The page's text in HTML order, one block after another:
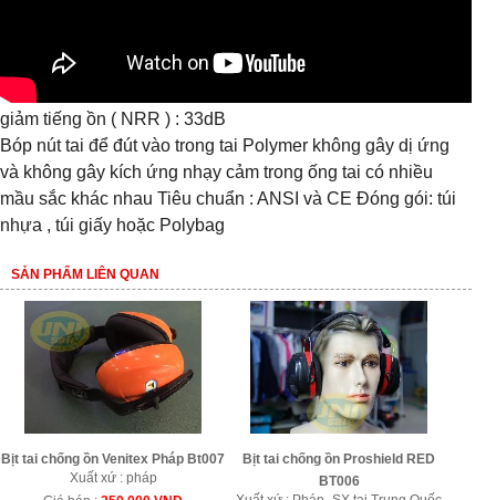
giảm tiếng ồn ( NRR ) : 33dB
Bóp nút tai để đút vào trong tai Polymer không gây dị ứng
và không gây kích ứng nhạy cảm trong ống tai có nhiều
mầu sắc khác nhau Tiêu chuẩn : ANSI và CE Đóng gói: túi
nhựa , túi giấy hoặc Polybag
SẢN PHẨM LIÊN QUAN
Bịt tai chống ồn Venitex Pháp Bt007
Xuất xứ : pháp
Bịt tai chống ồn Proshield RED
BT006